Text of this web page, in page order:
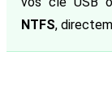
NTFS,